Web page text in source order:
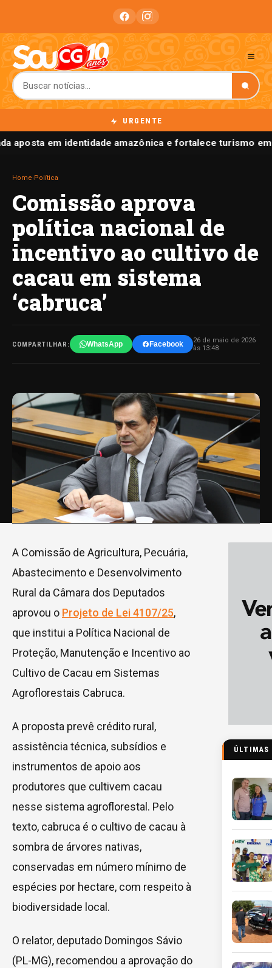
URGENTE
aposta em identidade amazônica e fortalece turismo
Home Política
Comissão aprova
política nacional de
incentivo ao cultivo de
cacau em sistema
‘cabruca’
COMPARTILHAR: WhatsApp Facebook
26 de maio de 2026
às 13:48
A Comissão de Agricultura, Pecuária,
Abastecimento e Desenvolvimento
Rural da Câmara dos Deputados
aprovou o Projeto de Lei 4107/25,
que institui a Política Nacional de
Proteção, Manutenção e Incentivo ao
Cultivo de Cacau em Sistemas
Agroflorestais Cabruca.
A proposta prevê crédito rural,
assistência técnica, subsídios e
instrumentos de apoio aos
produtores que cultivem cacau
nesse sistema agroflorestal. Pelo
texto, cabruca é o cultivo de cacau à
sombra de árvores nativas,
conservadas em número mínimo de
espécies por hectare, com respeito à
biodiversidade local.
O relator, deputado Domingos Sávio
(PL-MG), recomendou a aprovação do